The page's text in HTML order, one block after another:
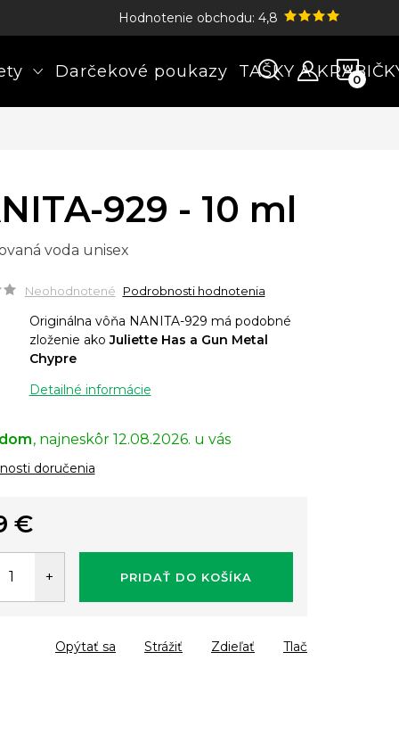
Hodnotenie obchodu: 4,8
Darčekové poukazy TAŠKY A
929 - 10 ml
voda unisex
Neohodnotené Podrobnosti hodnotenia
Originálna vôňa NANITA-929 má podobné
zloženie akoJuliette Has a Gun Metal
Chypre
Detailné informácie
12.08.2026.
doručenia
€
PRIDAŤ DO KOŠÍKA
Tlač
Opýtať sa Strážiť Zdieľať